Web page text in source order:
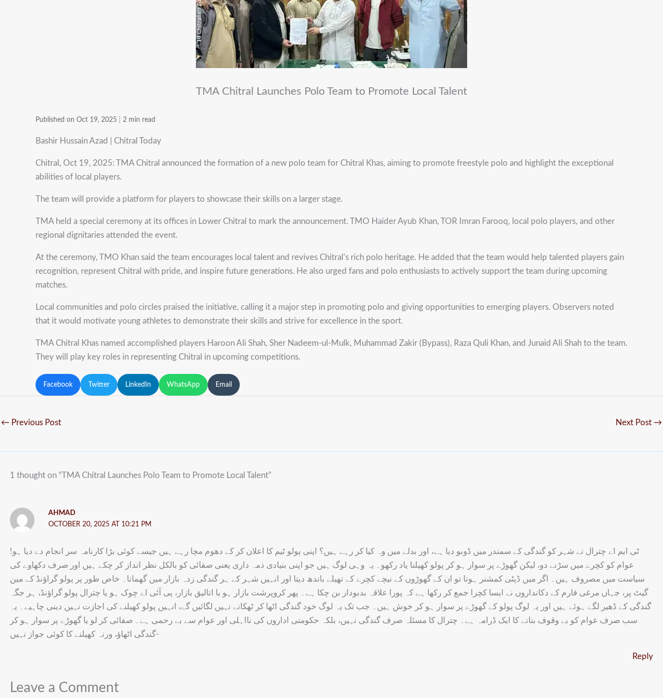
TMA Chitral Launches Polo Team to Promote Local Talent
Published on Oct 19, 2025 2 min read
Bashir Hussain Azad | Chitral Today
Chitral, Oct 19, 2025: TMA Chitral announced the formation of a new polo team for Chitral Khas, aiming to promote freestyle polo and highlight the exceptional
abilities of local players.
The team will provide a platform for players to showcase their skills on a larger stage.
TMA held a special ceremony at its offices in Lower Chitral to mark the announcement. TMO Haider Ayub Khan, TOR Imran Farooq, local polo players, and other
regional dignitaries attended the event.
At the ceremony, TMO Khan said the team encourages local talent and revives Chitral’s rich polo heritage. He added that the team would help talented players gain
recognition, represent Chitral with pride, and inspire future generations. He also urged fans and polo enthusiasts to actively support the team during upcoming
matches.
Local communities and polo circles praised the initiative, calling it a major step in promoting polo and giving opportunities to emerging players. Observers noted
that it would motivate young athletes to demonstrate their skills and strive for excellence in the sport.
TMA Chitral Khas named accomplished players Haroon Ali Shah, Sher Nadeem-ul-Mulk, Muhammad Zakir (Bypass), Raza Quli Khan, and Junaid Ali Shah to the team.
They will play key roles in representing Chitral in upcoming competitions.
Facebook Twitter LinkedIn WhatsApp Email
← Previous Post Next Post →
1 thought on “TMA Chitral Launches Polo Team to Promote Local Talent”
AHMAD
OCTOBER 20, 2025 AT 10:21 PM
ٹی ایم اے چترال نے شہر کو گندگی کے سمندر میں ڈوبو دیا ہے، اور بدلے میں وہ کیا کر رہے ہیں؟ اپنی پولو ٹیم کا اعلان کر کے دھوم مچا رہے ہیں جیسے کوئی بڑا کارنامہ سر انجام دے دیا ہو!
عوام کو کچرے میں سڑنے دو، لیکن گھوڑے پر سوار ہو کر پولو کھیلنا یاد رکھو۔ یہ وہی لوگ ہیں جو اپنی بنیادی ذمہ داری یعنی صفائی کو بالکل نظر انداز کر چکے ہیں اور صرف دکھاوے کی
سیاست میں مصروف ہیں۔ اگر میں ڈپٹی کمشنر ہوتا تو ان کے گھوڑوں کے نیچے کچرے کے تھیلے باندھ دیتا اور انہیں شہر کے ہر گندگی زدہ بازار میں گھماتا۔ خاص طور پر پولو گراؤنڈ کے مین
گیٹ پر، جہاں مرغی فارم کے دکانداروں نے ایسا کچرا جمع کر رکھا ہے کہ پورا علاقہ بدبودار بن چکا ہے۔ پھر کروپرشت بازار ہو یا اتالیق بازار، پی آئی اے چوک ہو یا چترال پولو گراؤنڈ، ہر جگہ
گندگی کے ڈھیر لگے ہوئے ہیں اور یہ لوگ پولو کے گھوڑے پر سوار ہو کر خوش ہیں۔ جب تک یہ لوگ خود گندگی اٹھا کر ٹھکانے نہیں لگائیں گے، انہیں پولو کھیلنے کی اجازت نہیں دینی چاہیے۔ یہ
سب صرف عوام کو بے وقوف بنانے کا ایک ڈرامہ ہے۔ چترال کا مسئلہ صرف گندگی نہیں، بلکہ حکومتی اداروں کی نااہلی اور عوام سے بے رحمی ہے۔ صفائی کر لو یا گھوڑے پر سوار ہو کر
گندگی اٹھاؤ، ورنہ کھیلنے کا کوئی جواز نہیں-
Reply
Leave a Comment